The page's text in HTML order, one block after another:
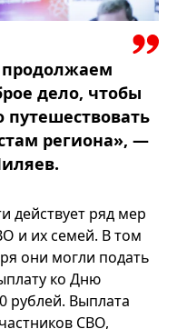
дело, чтобы
путешествовать
региона», —
действует ряд мер
и их семей. В том
они могли подать
ко Дню
рублей. Выплата
СВО,